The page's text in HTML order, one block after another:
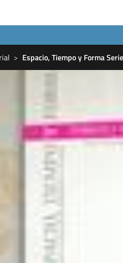
Espacio, Tiempo y Forma